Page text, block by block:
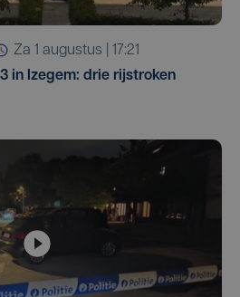
za 1 augustus | 17:21
in Izegem: drie rijstroken